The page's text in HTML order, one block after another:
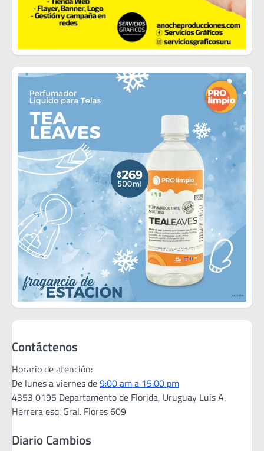
Contáctenos
Horario de atención:
De lunes a viernes de9:00 am a 15:00 pm
4353 0195 Departamento de Florida, Uruguay Luis A.
Herrera esq. Gral. Flores 609
Diario Cambios